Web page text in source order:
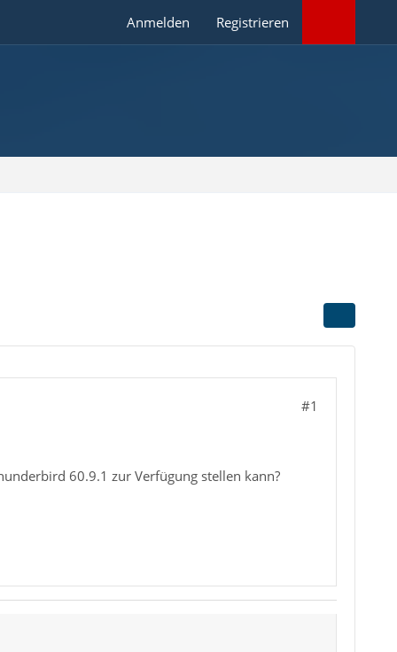
Anmelden Registrieren
#1
60.9.1 zur Verfügung stellen kann?